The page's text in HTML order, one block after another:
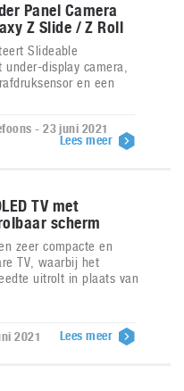
Panel Camera
Z Slide / Z Roll
Slideable
display camera,
en een
- 23 juni 2021
Lees meer
TV met
scherm
zeer compacte en
TV, waarbij het
uitrolt in plaats van
2021 Lees meer